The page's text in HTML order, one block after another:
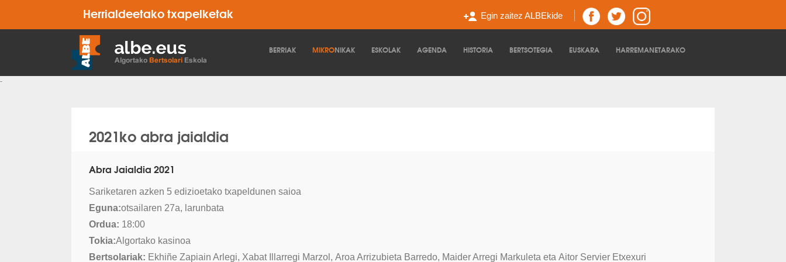
BERRIAK MIKRONIKAK ESKOLAK AGENDA HISTORIA BERTSOTEGIA EUSKARA HARREMANETARAKO
Herrialdeetako txapelketak Egin zaitez ALBEkide
-
2021ko abra jaialdia
Abra Jaialdia 2021
Sariketaren azken 5 edizioetako txapeldunen saioa
Eguna:otsailaren 27a, larunbata
Ordua: 18:00
Tokia:Algortako kasinoa
Bertsolariak: Ekhiñe Zapiain Arlegi, Xabat Illarregi Marzol, Aroa Arrizubieta Barredo, Maider Arregi Markuleta eta Aitor Servier Etxexuri